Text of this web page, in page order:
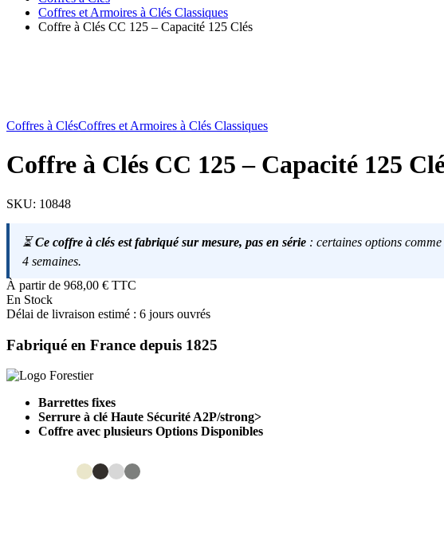
Coffres et Armoires à Clés Classiques
Coffre à Clés CC 125 – Capacité 125 Clés
Coffres à ClésCoffres et Armoires à Clés Classiques
Coffre à Clés CC 125 – Capacité 125
SKU: 10848
⏳Ce coffre à clés est fabriqué sur mesure, pas en série : certaines options
4 semaines.
À partir de 968,00 € TTC
En Stock
Délai de livraison estimé : 6 jours ouvrés
Fabriqué en France depuis 1825
Barrettes fixes
Serrure à clé Haute Sécurité A2P/strong>
Coffre avec plusieurs Options Disponibles